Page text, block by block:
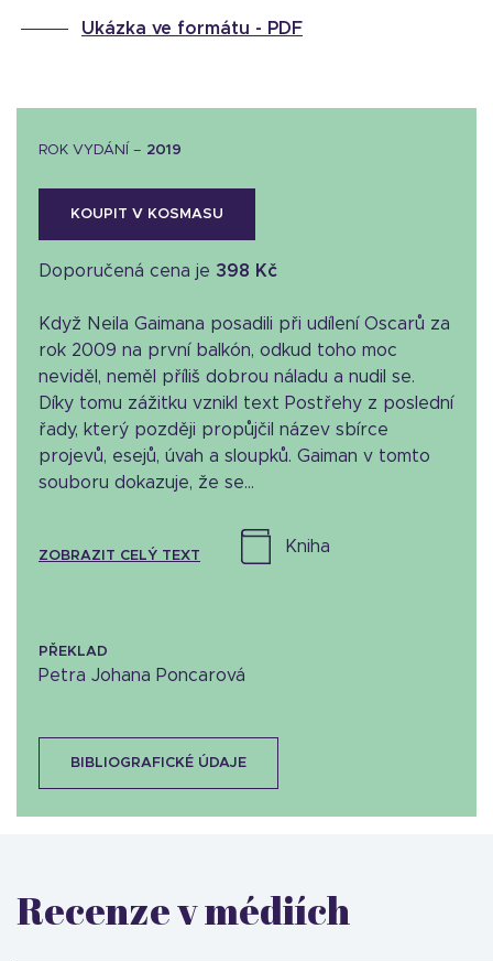
Ukázka ve formátu - PDF
ROK VYDÁNÍ – 2019
KOUPIT V KOSMASU
Doporučená cena je 398 Kč
Když Neila Gaimana posadili při udílení Oscarů za
rok 2009 na první balkón, odkud toho moc
neviděl, neměl příliš dobrou náladu a nudil se.
Díky tomu zážitku vznikl text Postřehy z poslední
řady, který později propůjčil název sbírce
projevů, esejů, úvah a sloupků. Gaiman v tomto
souboru dokazuje, že se...
ZOBRAZIT CELÝ TEXT
kniha
PŘEKLAD
Petra Johana Poncarová
BIBLIOGRAFICKÉ ÚDAJE
Recenze v médiích